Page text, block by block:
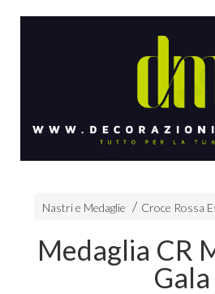
Nastri e Medaglie Croce Rossa
Medaglia CR
Gala